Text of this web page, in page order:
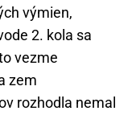
výmien,
2. kola sa
vezme
zem
rozhodla nemal